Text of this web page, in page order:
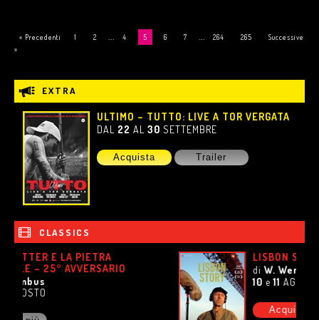
« Precedenti 1 2 4 5 6 7 264 265
Successive
»
EXTRA
ULTIMO – TUTTO: LIVE A TOR VERGATA
DAL 22 AL30 SETTEMBRE
Acquista Trailer
CLASSICS
LISBON STORY
diW. Wenders 1994
Trailer